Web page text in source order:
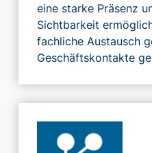
eine starke Präsenz
Sichtbarkeit
fachliche Austausch
Geschäftskontakte